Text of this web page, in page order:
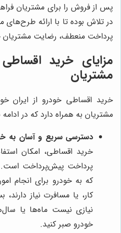
پس از فروش را برای مشتریان
در تلاش بوده تا با ارائه
پرداخت منعطف، رضایت مشتریان
مزایای خرید
مشتریان
خرید اقساطی خودرو از ایران
مشتریان به همراه دارد که در
دسترسی سریع و آسان به
خرید اقساطی، امکان
پرداخت پیش‌پرداخت است.
که به خودرو برای انجام
کار، یا مسافرت نیاز
نیازی نیست ماه‌ها یا
خودرو صبر کنید.